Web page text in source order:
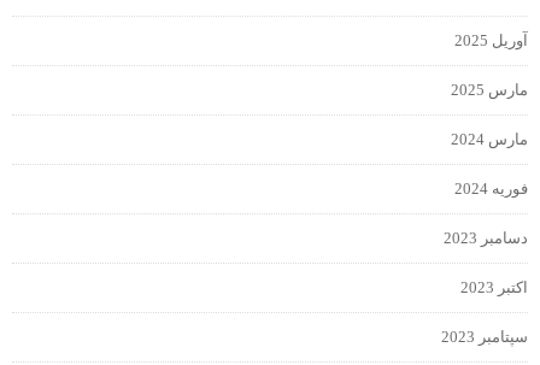
آوریل 2025
مارس 2025
مارس 2024
فوریه 2024
دسامبر 2023
اکتبر 2023
سپتامبر 2023